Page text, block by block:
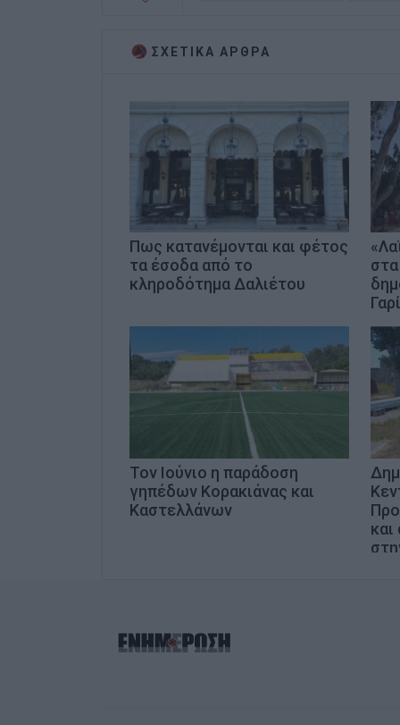
ΣΧΕΤΙΚA AΡΘΡΑ
Πως κατανέμονται και φέτος
τα έσοδα από το
κληροδότημα Δαλιέτου
Τον Ιούνιο η παράδοση
γηπέδων Κορακιάνας και
Καστελλάνων
και